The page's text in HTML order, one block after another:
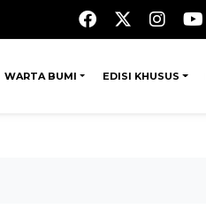
WARTA BUMI EDISI KHUSUS